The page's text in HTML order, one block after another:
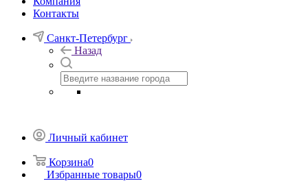
Контакты
Санкт-Петербург
Назад
Личный кабинет
Корзина0
Избранные товары0